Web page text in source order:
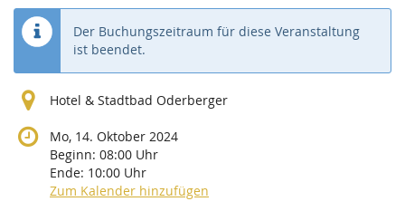
Der Buchungszeitraum für diese Veranstaltung
ist beendet.
Hotel & Stadtbad Oderberger
Mo, 14. Oktober 2024
Beginn: 08:00 Uhr
Ende: 10:00 Uhr
Zum Kalender hinzufügen